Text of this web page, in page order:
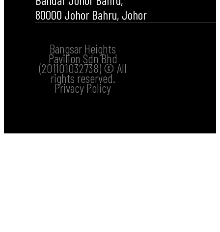
80000 Johor Bahru, Johor
Bangsar Heights
Pavilion Sdn Bhd
(201101032738) © All
rights reserved.
Privacy Policy